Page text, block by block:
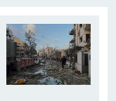
یافته جدید: سرعت
شده است
جزئیات جدید افزایش
چه افرادی معاف